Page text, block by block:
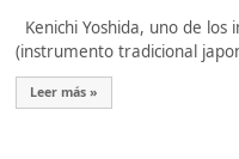
Kenichi Yoshida, uno de
(instrumento tradicional
Leer más »